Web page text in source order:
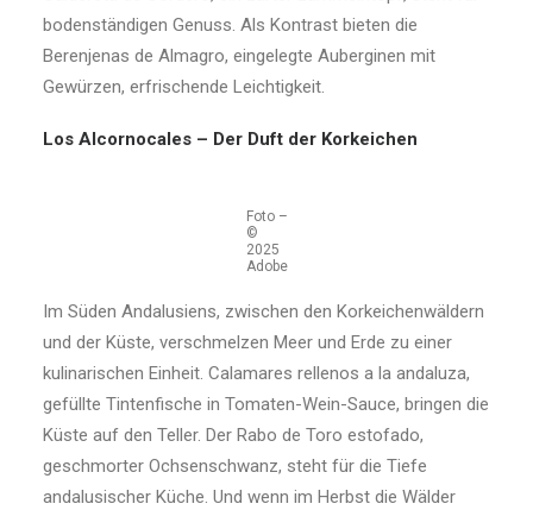
bodenständigen Genuss. Als Kontrast bieten die
Berenjenas de Almagro, eingelegte Auberginen mit
Gewürzen, erfrischende Leichtigkeit.
Los Alcornocales – Der Duft der Korkeichen
Foto –
©
2025
Adobe
Im Süden Andalusiens, zwischen den Korkeichenwäldern
und der Küste, verschmelzen Meer und Erde zu einer
kulinarischen Einheit. Calamares rellenos a la andaluza,
gefüllte Tintenfische in Tomaten-Wein-Sauce, bringen die
Küste auf den Teller. Der Rabo de Toro estofado,
geschmorter Ochsenschwanz, steht für die Tiefe
andalusischer Küche. Und wenn im Herbst die Wälder